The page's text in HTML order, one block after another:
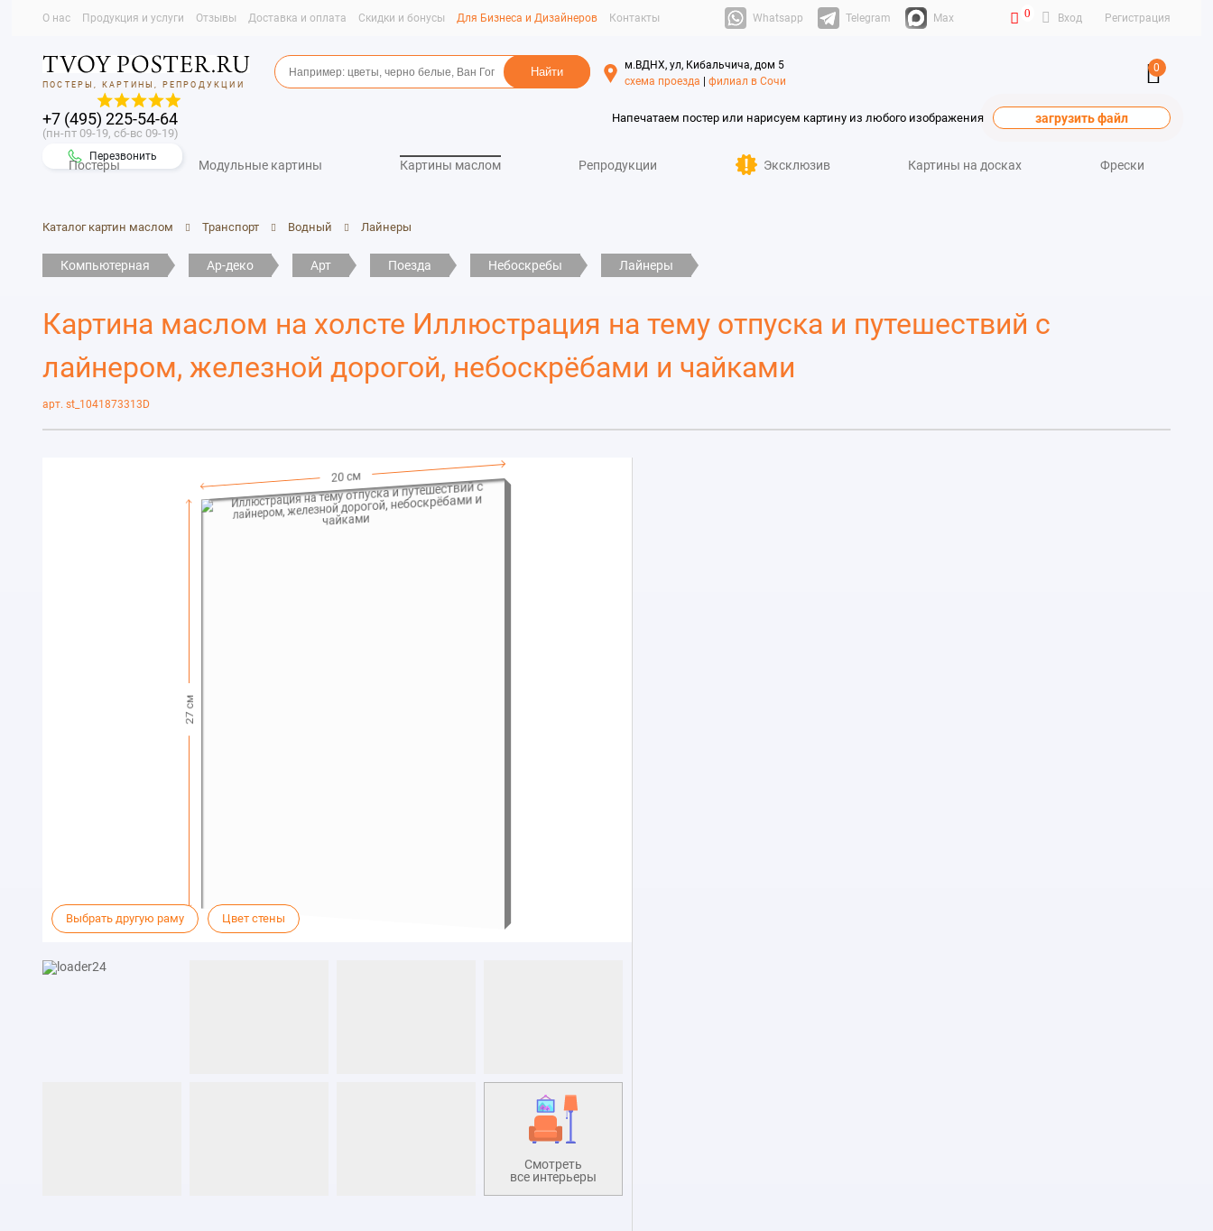
О нас Продукция и услуги Отзывы Доставка и оплата Скидки и бонусы Для Бизнеса и Дизайнеров Контакты Whatsapp Telegram Max 0 Вход Регистрация
ПОСТЕРЫ, КАРТИНЫ, РЕПРОДУКЦИИ
+7 (495) 225-54-64
(пн-пт 09-19, сб-вс 09-19)
Перезвонить
м.ВДНХ, ул, Кибальчича, дом 5
схема проезда
филиал в Сочи
0
Напечатаем постер или нарисуем картину из любого изображения загрузить файл
Постеры Модульные картины Картины маслом Репродукции Эксклюзив Картины на досках Фрески
Каталог картин маслом Транспорт Водный Лайнеры
Компьютерная Ар-деко Арт Поезда Небоскребы Лайнеры
Картина маслом на холсте Иллюстрация на тему отпуска и путешествий с
лайнером, железной дорогой, небоскрёбами и чайками
арт. st_1041873313D
20 см
27 см
Выбрать другую раму Цвет стены
Смотреть
все интерьеры